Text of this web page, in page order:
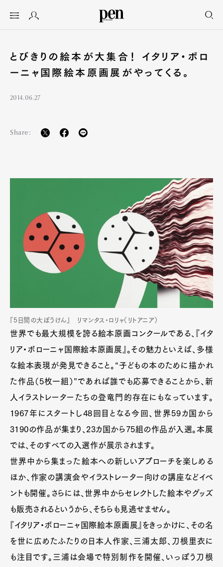
とびきりの絵本が大集合！ イタリア・ボロ
ーニャ国際絵本原画展がやってくる。
2014.06.27
Share:
『5日間の大ぼうけん』 リマンタス・ロリャ（リトアニア）
世界でも最大規模を誇る絵本原画コンクールである、『イタ
リア・ボローニャ国際絵本原画展』。その魅力といえば、多様
な絵本表現が発見できること。“子どもの本のために描かれ
た作品（5枚一組）”であれば誰でも応募できることから、新
人イラストレーターたちの登竜門的存在にもなっています。
1967年にスタートし48回目となる今回、世界59カ国から
3190の作品が集まり、23カ国から75組の作品が入選。本展
では、そのすべての入選作が展示されます。
世界中から集まった絵本への新しいアプローチを楽しめる
ほか、作家の講演会やイラストレーター向けの講座などイベ
ントも開催。さらには、世界中からセレクトした絵本やグッズ
も販売されるというから、そちらも見逃せません。
『イタリア・ボローニャ国際絵本原画展』をきっかけに、その名
を世に広めたふたりの日本人作家、三浦太郎、刀根里衣に
も注目です。三浦は会場で特別制作を開催、いっぽう刀根